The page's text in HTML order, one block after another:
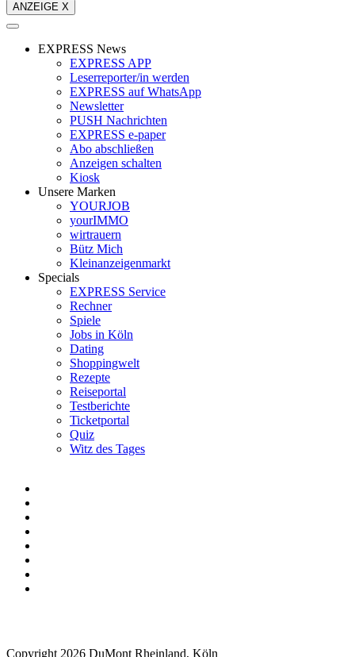
ANZEIGE X
EXPRESS News
EXPRESS APP
Leserreporter/in werden
EXPRESS auf WhatsApp
Newsletter
PUSH Nachrichten
EXPRESS e-paper
Abo abschließen
Anzeigen schalten
Kiosk
Unsere Marken
YOURJOB
yourIMMO
wirtrauern
Bütz Mich
Kleinanzeigenmarkt
Specials
EXPRESS Service
Rechner
Spiele
Jobs in Köln
Dating
Shoppingwelt
Rezepte
Reiseportal
Testberichte
Ticketportal
Quiz
Witz des Tages
Copyright 2026 DuMont Rheinland, Köln